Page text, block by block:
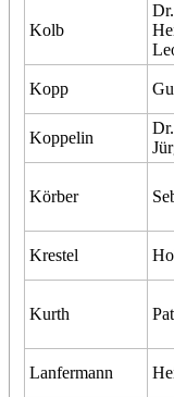
Kolb
Dr.
Kopp
Koppelin
Körber
Krestel
Kurth
Lanfermann